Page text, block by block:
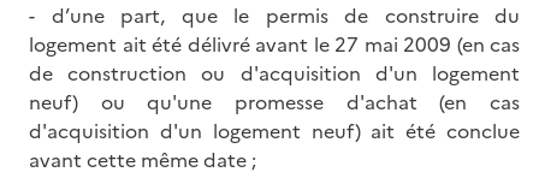
- d’une part, que le permis de construire du
logement ait été délivré avant le 27 mai 2009 (en cas
de construction ou d'acquisition d'un logement
neuf) ou qu'une promesse d'achat (en cas
d'acquisition d'un logement neuf) ait été conclue
avant cette même date ;